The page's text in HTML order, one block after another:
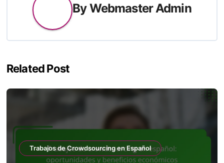
ByWebmaster Admin
Related Post
Trabajos de Crowdsourcing en Español